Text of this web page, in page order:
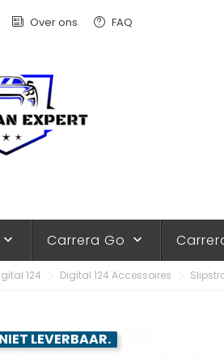
Over ons FAQ
keyboard_arrow_down Carrera Go keyboard_arrow_down
124 Digital 124 Accessoires
LEVERBAAR.